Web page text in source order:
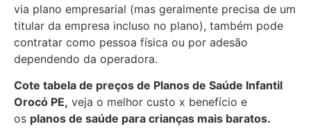
via plano empresarial (mas geralmente precisa de um
titular da empresa incluso no plano), também pode
contratar como pessoa física ou por adesão
dependendo da operadora.
Cote tabela de preços de Planos de Saúde Infantil
Orocó PE, veja o melhor custo x benefício e
os planos de saúde para crianças mais baratos.